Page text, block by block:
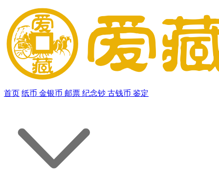
首页 纸币 金银币 邮票 纪念钞 古钱币 鉴定